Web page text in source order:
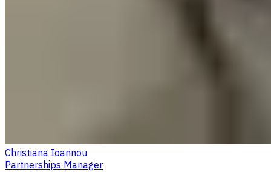
Christiana Ioannou
Partnerships Manager